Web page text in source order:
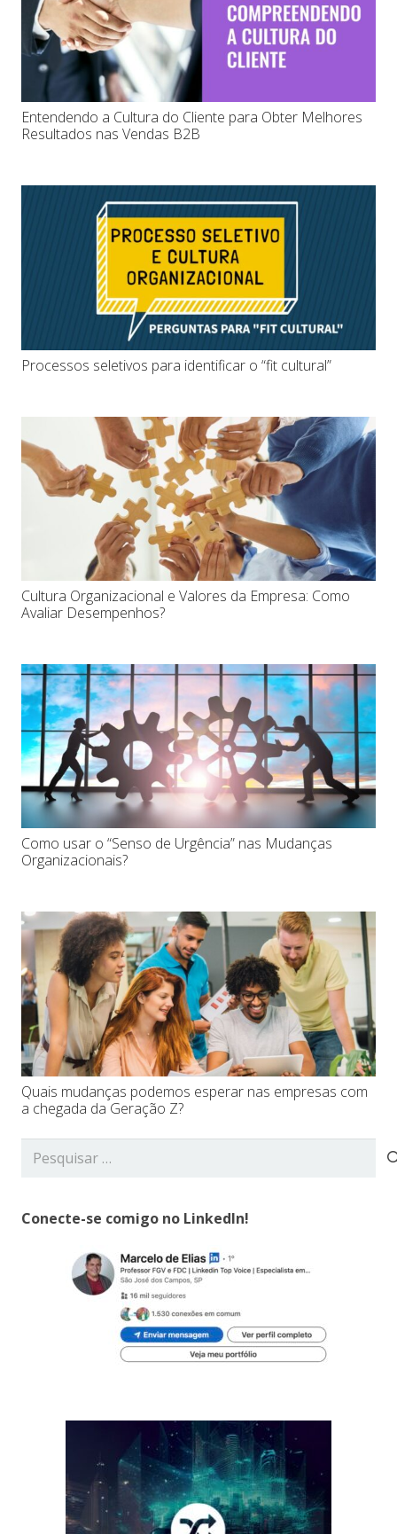
Entendendo a Cultura do Cliente para Obter Melhores
Resultados nas Vendas B2B
Processos seletivos para identificar o “fit cultural”
Cultura Organizacional e Valores da Empresa: Como
Avaliar Desempenhos?
Como usar o “Senso de Urgência” nas Mudanças
Organizacionais?
Quais mudanças podemos esperar nas empresas com
a chegada da Geração Z?
Pesquisar
Conecte-se comigo no LinkedIn!